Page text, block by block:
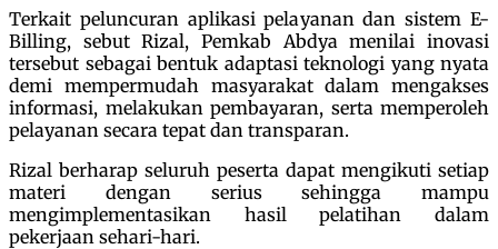
Terkait peluncuran aplikasi pelayanan dan sistem E-
Billing, sebut Rizal, Pemkab Abdya menilai inovasi
tersebut sebagai bentuk adaptasi teknologi yang nyata
demi mempermudah masyarakat dalam mengakses
informasi, melakukan pembayaran, serta memperoleh
pelayanan secara tepat dan transparan.
Rizal berharap seluruh peserta dapat mengikuti setiap
materi dengan serius sehingga mampu
mengimplementasikan hasil pelatihan dalam
pekerjaan sehari-hari.